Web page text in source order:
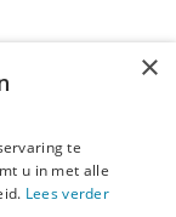
×
te
u in met alle
Lees verder